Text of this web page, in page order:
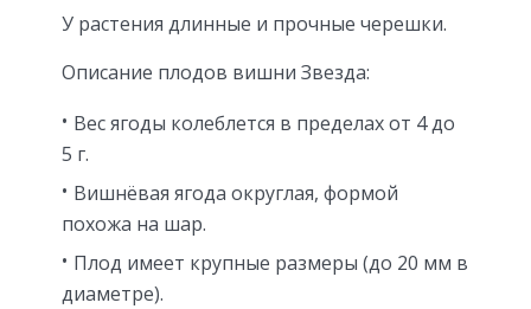
У растения длинные и прочные черешки.
Описание плодов вишни Звезда:
Вес ягоды колеблется в пределах от 4 до
5 г.
Вишнёвая ягода округлая, формой
похожа на шар.
Плод имеет крупные размеры (до 20 мм в
диаметре).